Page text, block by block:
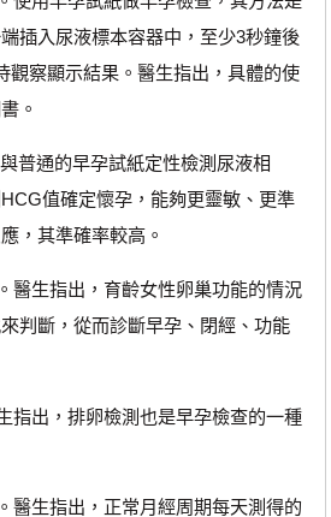
插入尿液標本容器中，至少3秒鐘後
觀察顯示結果。醫生指出，具體的使
。
通的早孕試紙定性檢測尿液相
值確定懷孕，能夠更靈敏、更準
，其準確率較高。
生指出，育齡女性卵巢功能的情況
判斷，從而診斷早孕、閉經、功能
出，排卵檢測也是早孕檢查的一種
生指出，正常月經周期每天測得的